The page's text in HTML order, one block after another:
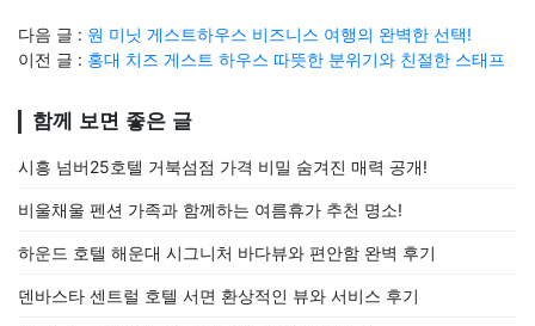
다음 글 : 원 미닛 게스트하우스 비즈니스 여행의 완벽한 선택!
이전 글 : 홍대 치즈 게스트 하우스 따뜻한 분위기와 친절한 스태프
함께 보면 좋은 글
시흥 넘버25호텔 거북섬점 가격 비밀 숨겨진 매력 공개!
비울채울 펜션 가족과 함께하는 여름휴가 추천 명소!
하운드 호텔 해운대 시그니처 바다뷰와 편안함 완벽 후기
덴바스타 센트럴 호텔 서면 환상적인 뷰와 서비스 후기